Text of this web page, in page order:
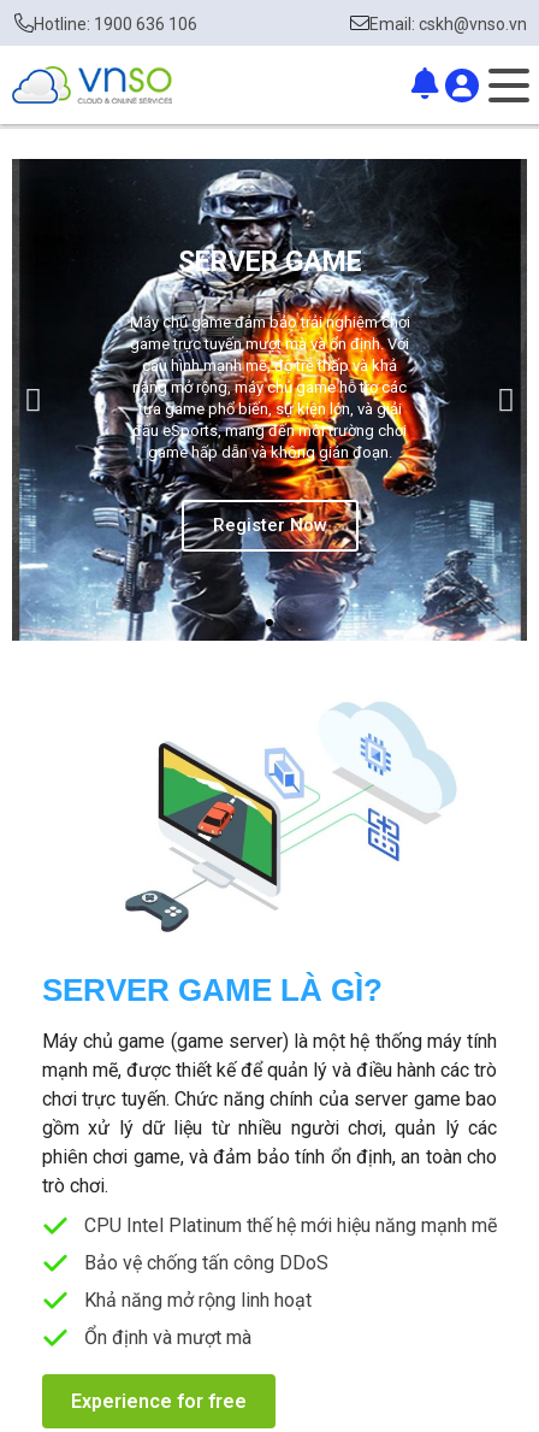
Hotline: 1900 636 106 Email: cskh@vnso.vn
SERVER GAME
Máy chủ game đảm bảo trải nghiệm chơi
game trực tuyến mượt mà và ổn định. Với
cấu hình mạnh mẽ, độ trễ thấp và khả
năng mở rộng, máy chủ game hỗ trợ các
tựa game phổ biến, sự kiện lớn, và giải
đấu eSports, mang đến môi trường chơi
game hấp dẫn và không gián đoạn.​
Register Now
SERVER GAME LÀ GÌ?
Máy chủ game (game server) là một hệ thống máy tính
mạnh mẽ, được thiết kế để quản lý và điều hành các trò
chơi trực tuyến. Chức năng chính của server game bao
gồm xử lý dữ liệu từ nhiều người chơi, quản lý các
phiên chơi game, và đảm bảo tính ổn định, an toàn cho
trò chơi.
CPU Intel Platinum thế hệ mới hiệu năng mạnh mẽ
Bảo vệ chống tấn công DDoS
Khả năng mở rộng linh hoạt
Ổn định và mượt mà
Experience for free